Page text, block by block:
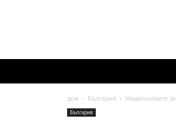
дом България Националките
България